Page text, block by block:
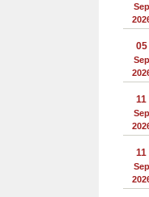
Sep
05
Sep
11
Sep
11
Sep